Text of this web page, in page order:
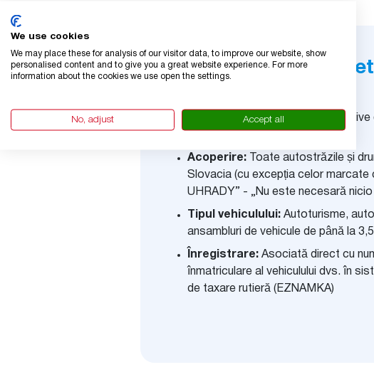
Caracteristicile
Valabilitate:30 de zile consecutive
Acoperire: Toate autostrăzile și
Slovacia (cu excepția celor marcate
UHRADY” - „Nu este necesară nicio
Tipul vehiculului: Autoturisme,
ansambluri de vehicule de până la
Înregistrare: Asociată direct cu
înmatriculare al vehiculului dvs. în
de taxare rutieră (EZNAMKA)
We use cookies
We may place these for analysis of our visitor data, to improve our website, show
personalised content and to give you a great website experience. For more
information about the cookies we use open the settings.
No, adjust Accept all